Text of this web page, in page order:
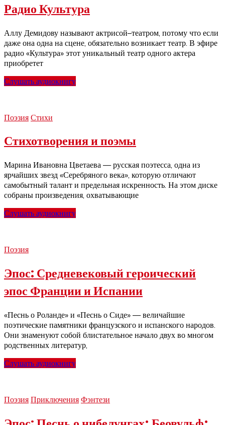
Радио Культура
Аллу Демидову называют актрисой–театром, потому что если
даже она одна на сцене, обязательно возникает театр. В эфире
радио «Культура» этот уникальный театр одного актера
приобретет
Слушать аудиокнигу
Поэзия Стихи
Стихотворения и поэмы
Марина Ивановна Цветаева — русская поэтесса, одна из
ярчайших звезд «Серебряного века», которую отличают
самобытный талант и предельная искренность. На этом диске
собраны произведения, охватывающие
Слушать аудиокнигу
Поэзия
Эпос: Средневековый героический
эпос Франции и Испании
«Песнь о Роланде» и «Песнь о Сиде» — величайшие
поэтические памятники французского и испанского народов.
Они знаменуют собой блистательное начало двух во многом
родственных литератур,
Слушать аудиокнигу
Поэзия Приключения Фэнтези